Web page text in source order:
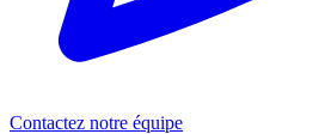
Contactez notre équipe